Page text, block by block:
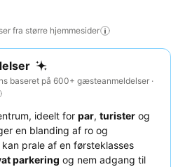
fra større hjemmesider
baseret på 600+ gæsteanmeldelser ·
ideelt for par, turister og
en blanding af ro og
prale af en førsteklasses
parkering og nem adgang til